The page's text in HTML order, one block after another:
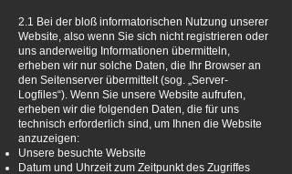
2.1 Bei der bloß informatorischen Nutzung unserer
Website, also wenn Sie sich nicht registrieren oder
uns anderweitig Informationen übermitteln,
erheben wir nur solche Daten, die Ihr Browser an
den Seitenserver übermittelt (sog. „Server-
Logfiles“). Wenn Sie unsere Website aufrufen,
erheben wir die folgenden Daten, die für uns
technisch erforderlich sind, um Ihnen die Website
anzuzeigen:
Unsere besuchte Website
Datum und Uhrzeit zum Zeitpunkt des Zugriffes